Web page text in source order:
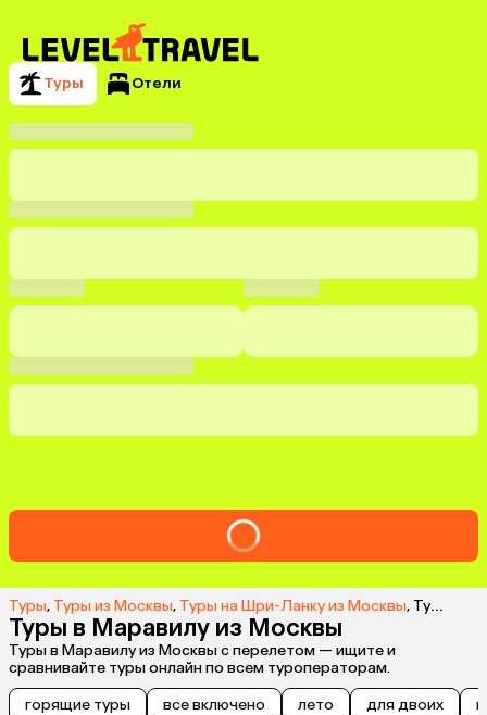
Туры Отели
Туры, Туры из Москвы, Туры на Шри-Ланку из Москвы, Туры в Маравилу из Москвы
Туры в Маравилу из Москвы
Туры в Маравилу из Москвы с перелетом — ищите и
сравнивайте туры онлайн по всем туроператорам.
горящие туры
все включено лето для двоих